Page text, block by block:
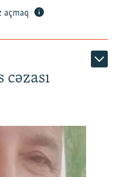
açmaq
cəzası